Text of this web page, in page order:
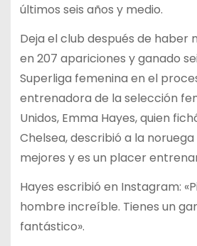
últimos seis años y medio.
Deja el club después de haber
en 207 apariciones y ganado
Superliga femenina en el
entrenadora de la selección
Unidos, Emma Hayes, quien
Chelsea, describió a la
mejores y es un placer
Hayes escribió en Instagram:
hombre increíble. Tienes un
fantástico».